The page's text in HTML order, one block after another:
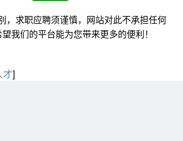
，求职应聘须谨慎，网站对此不承担任何
我们的平台能为您带来更多的便利！
才]